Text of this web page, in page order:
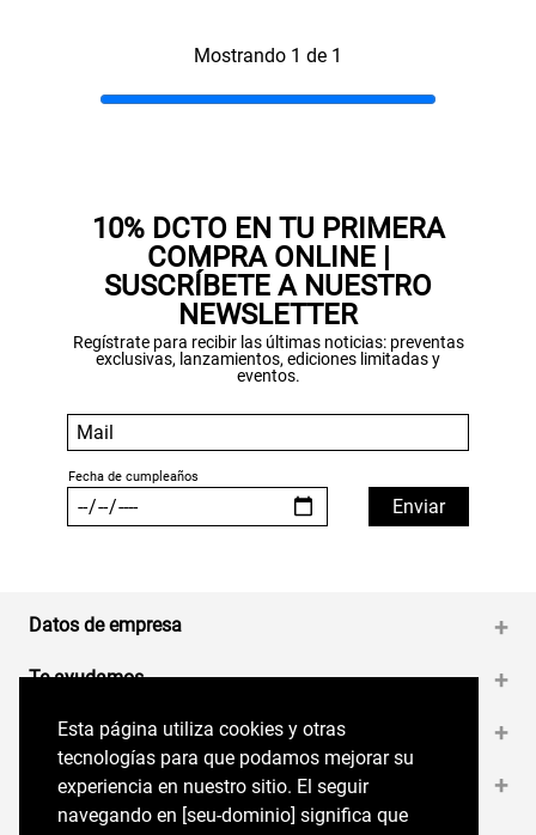
Esta página utiliza cookies y otras
tecnologías para que podamos mejorar su
experiencia en nuestro sitio. El seguir
navegando en perryellis.cl significa que estás
Esta página utiliza cookies y otras
tecnologías para que podamos mejorar su
experiencia en nuestro sitio. El seguir
navegando en [seu-dominio] significa que
Mostrando 1 de 1
10% DCTO EN TU PRIMERA
COMPRA ONLINE |
SUSCRÍBETE A NUESTRO
NEWSLETTER
Regístrate para recibir las últimas noticias: preventas
exclusivas, lanzamientos, ediciones limitadas y
eventos.
Gracias por inscribirte!
Aquí esta tu cupón, usalo en tu siguiente
Datos de empresa +
Te ayudamos +
Medios de pago +
Contáctanos +